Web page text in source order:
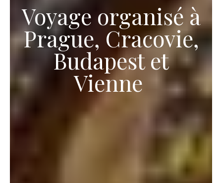
Voyage organisé à
Prague, Cracovie,
Budapest et
Vienne